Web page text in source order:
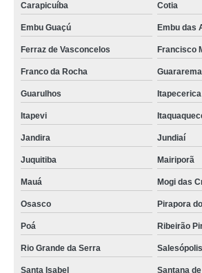
Carapicuíba Cotia
Embu Guaçú Embu das
Ferraz de Vasconcelos Francisco
Franco da Rocha Guararema
Guarulhos
Itapevi
Jandira Jundiaí
Juquitiba Mairiporã
Mauá Mogi das
Osasco Pirapora
Poá Ribeirão
Rio Grande da Serra Salesópolis
Santa Isabel Santana